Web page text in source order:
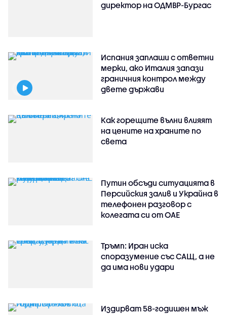
директор на ОДМВР-Бургас
Испания заплаши с ответни
мерки, ако Италия запази
граничния контрол между
двете държави
Как горещите вълни влияят
на цените на храните по
света
Путин обсъди ситуацията в
Персийския залив и Украйна в
телефонен разговор с
колегата си от ОАЕ
Тръмп: Иран иска
споразумение със САЩ, а не
да има нови удари
Издирват 58-годишен мъж